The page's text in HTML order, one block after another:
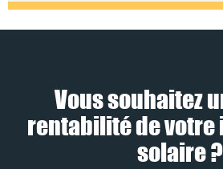
Vous souhaitez
rentabilité de
solaire ?